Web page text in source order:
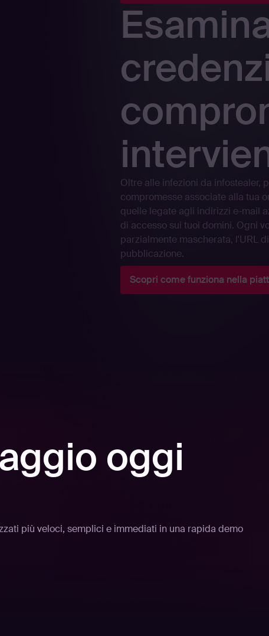
Oltre alle infezioni da infostealer,
compromesse associate alla tua
quelle legate agli indirizzi e-mail
di accesso sui tuoi domini. Ogni
parzialmente mascherata, l'URL
pubblicazione.
Scopri come funziona nella
oggi
più veloci, semplici e immediati in una rapida demo